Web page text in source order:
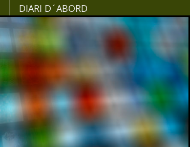
DIARI D´ABORD